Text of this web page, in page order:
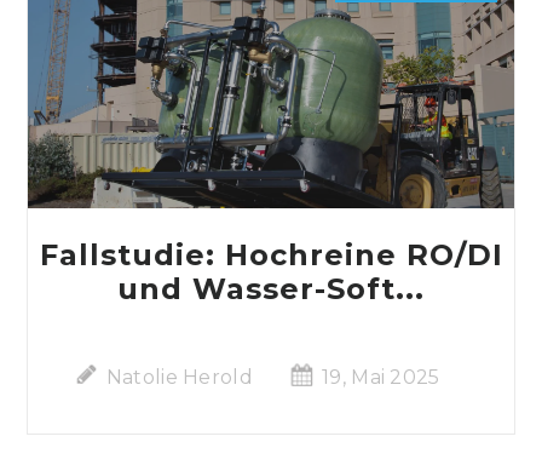
Fallstudie: Hochreine RO/DI
und Wasser-Soft...
Natolie Herold 19, Mai 2025